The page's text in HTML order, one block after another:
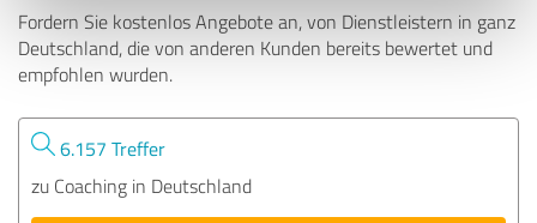
Fordern Sie kostenlos Angebote an, von Dienstleistern in ganz
Deutschland, die von anderen Kunden bereits bewertet und
empfohlen wurden.
6.157 Treffer
zu Coaching in Deutschland